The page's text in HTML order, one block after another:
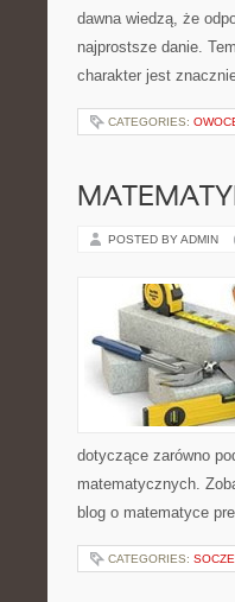
dawna wiedzą, że
najprostsze danie.
charakter jest
CATEGORIES:
POSTED BY ADMIN
dotyczące zarówno
matematycznych.
blog o matematyce
CATEGORIES: